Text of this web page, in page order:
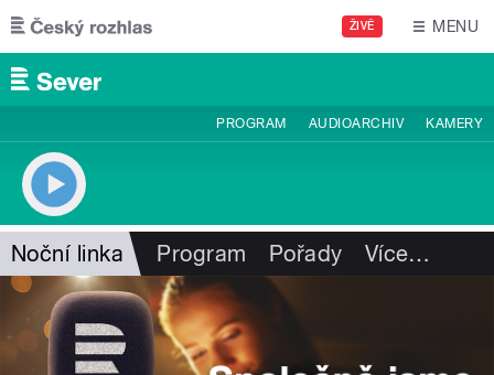
Přejít k hlavnímu obsahu
ŽIVĚ MENU
PROGRAM AUDIOARCHIV KAMERY
Noční linka Program Pořady Více…